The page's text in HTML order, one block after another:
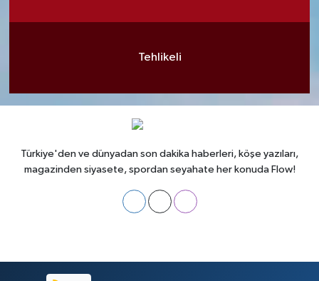
Tehlikeli
Türkiye'den ve dünyadan son dakika haberleri, köşe yazıları,
magazinden siyasete, spordan seyahate her konuda Flow!